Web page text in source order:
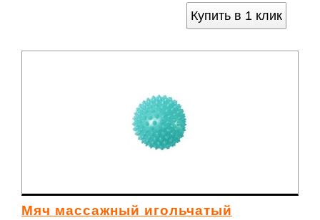
Купить в 1 клик
Мяч массажный игольчатый